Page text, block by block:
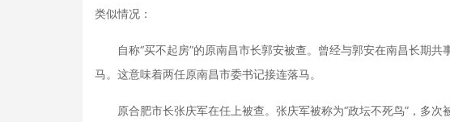
类似情况：
自称“买不起房”的原南昌市长郭安被查。曾经与郭安在南昌长期共
马。这意味着两任原南昌市委书记接连落马。
原合肥市长张庆军在任上被查。张庆军被称为“政坛不死鸟”，多次